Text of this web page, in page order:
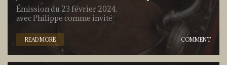
Émission du 23 février 2024.
avec Philippe comme invité
READ MORE COMMENT